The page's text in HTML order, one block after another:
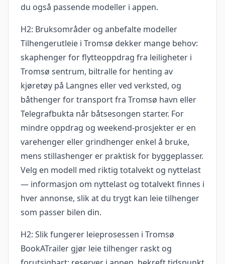
du også passende modeller i appen.
H2: Bruksområder og anbefalte modeller
Tilhengerutleie i Tromsø dekker mange behov:
skaphenger for flytteoppdrag fra leiligheter i
Tromsø sentrum, biltralle for henting av
kjøretøy på Langnes eller ved verksted, og
båthenger for transport fra Tromsø havn eller
Telegrafbukta når båtsesongen starter. For
mindre oppdrag og weekend-prosjekter er en
varehenger eller grindhenger enkel å bruke,
mens stillashenger er praktisk for byggeplasser.
Velg en modell med riktig totalvekt og nyttelast
— informasjon om nyttelast og totalvekt finnes i
hver annonse, slik at du trygt kan leie tilhenger
som passer bilen din.
H2: Slik fungerer leieprosessen i Tromsø
BookATrailer gjør leie tilhenger raskt og